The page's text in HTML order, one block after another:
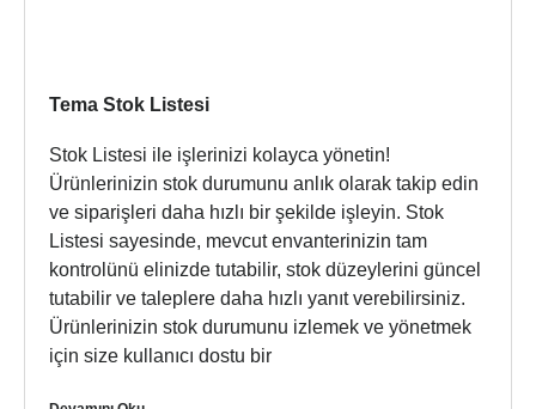
Tema Stok Listesi
Stok Listesi ile işlerinizi kolayca yönetin!
Ürünlerinizin stok durumunu anlık olarak takip edin
ve siparişleri daha hızlı bir şekilde işleyin. Stok
Listesi sayesinde, mevcut envanterinizin tam
kontrolünü elinizde tutabilir, stok düzeylerini güncel
tutabilir ve taleplere daha hızlı yanıt verebilirsiniz.
Ürünlerinizin stok durumunu izlemek ve yönetmek
için size kullanıcı dostu bir